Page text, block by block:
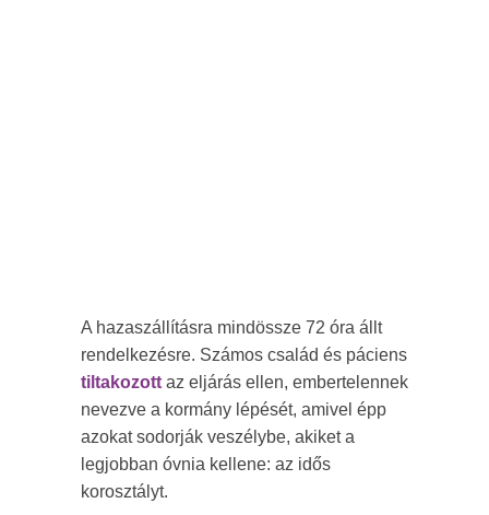
A hazaszállításra mindössze 72 óra állt
rendelkezésre. Számos család és páciens
tiltakozott az eljárás ellen, embertelennek
nevezve a kormány lépését, amivel épp
azokat sodorják veszélybe, akiket a
legjobban óvnia kellene: az idős
korosztályt.